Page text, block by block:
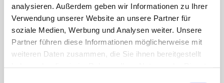
analysieren. Außerdem geben wir Informationen zu Ihrer
Verwendung unserer Website an unsere Partner für
soziale Medien, Werbung und Analysen weiter. Unsere
Partner führen diese Informationen möglicherweise mit
weiteren Daten zusammen, die Sie ihnen bereitgestellt